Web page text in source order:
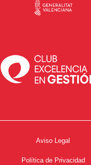
Aviso Legal
Política de Privacidad